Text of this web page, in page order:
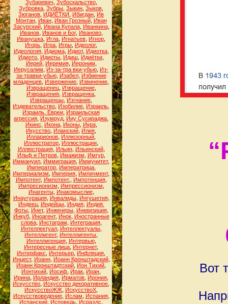
Зубаревич Зубоскальство,
Зубровка Зубры Зыкин Зыков
Зюганов ИДИЁТКИ Ибигдан Ив
Монтан, Иван, Иван Грозный, Иван
Засурский, Ивана Купала, Иванкина,
Иванов, Иванов и Бог, Иваново,
Иванушка Игла Игнатьев Игнор
Игорь Игра Игры Идеолог,
Идеология, Идиома, Идиот, Идиотка,
Идиото Идиоты Идиш Идиётки
Иерей, Иеремия, Иероним
Иерусалим
Из-за-тра вки-убью Из-
за-травки-убью, Изабел, Избиение
младенцев Извержение Извинение
Извращенец, Извращение,
Извращения Извращенка
Извращенцы Изгнание
Издевательство Изобилие Израиль
Израиль. Евреи Израильская
агрессия Изумруд Ииу Сусираджа
Икинс
Икона, Иконы, Икра,
Икусство Иланский Илия
Илларионов Иллюзорный
Иллюстратор Иллюстрации
Иллюстрация, Ильин, Ильинский,
Ильф и Петров, Имажизм Имгур,
Иммануил Иммиграция Иммунитет,
Император, Императрица,
Империализм
Империя Импичмент,
Импотент, Импотент. Импотенция,
Импресионизм
Импрессионизм
Инагенты, Инакомыслие,
Инаугурация, Инвалиды, Ингушетия,
Индеец, Индейцы, Индия, Индия.
Фоты, Инет, Инженеры, Инквизиция,
Инкуб, Иноагент, Инок, Иностранные
слова, Инстаграм Интеграция,
Интеллектуал, Интеллектуалы,
Интеллигент, Интеллигенты
Интеллигенция, Интервью,
Интересные лица Интернет,
Интерфакс
Интерьер Инфляция
Инцест, Иоанн, Иоанн Кронштадский,
Иоанн Кронштадтский Ион Тихий
Ионтихий Иосиф Ирак Иран
Ирина Ирландия Ирматов Ирония
Искусство Искусство декоративное
ИскусствоЖЖ ИскусствоХ
Искусствоведение, Ислам Испания,
Испанский Исповедь Исраэлс
Вот